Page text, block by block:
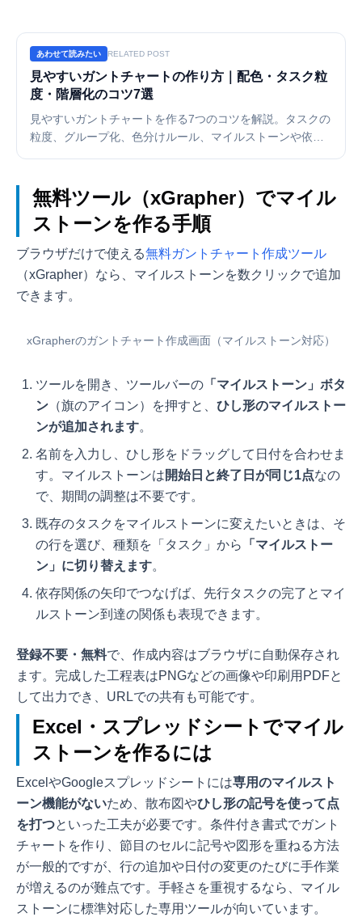
あわせて読みたい RELATED POST
見やすいガントチャートの作り方｜配色・タスク粒
度・階層化のコツ7選
見やすいガントチャートを作る7つのコツを解説。タスクの
粒度、グループ化、色分けルール、マイルストーンや依存
無料ツール（xGrapher）でマイル
ストーンを作る手順
ブラウザだけで使える無料ガントチャート作成ツール
（xGrapher）なら、マイルストーンを数クリックで追加
できます。
xGrapherのガントチャート作成画面（マイルストーン対応）
ツールを開き、ツールバーの 「マイルストーン」ボタ
ン （旗のアイコン）を押すと、 ひし形のマイルストー
ンが追加されます。
名前を入力し、ひし形をドラッグして日付を合わせま
す。マイルストーンは開始日と終了日が同じ1点なの
で、期間の調整は不要です。
既存のタスクをマイルストーンに変えたいときは、そ
の行を選び、種類を「タスク」から
「マイルストー
ン」に切り替えます。
依存関係の矢印でつなげば、先行タスクの完了とマイ
ルストーン到達の関係も表現できます。
登録不要・無料で、作成内容はブラウザに自動保存され
ます。完成した工程表はPNGなどの画像や印刷用PDFと
して出力でき、URLでの共有も可能です。
Excel・スプレッドシートでマイル
ストーンを作るには
ExcelやGoogleスプレッドシートには専用のマイルスト
ーン機能がないため、散布図やひし形の記号を使って点
を打つといった工夫が必要です。条件付き書式でガント
チャートを作り、節目のセルに記号や図形を重ねる方法
が一般的ですが、行の追加や日付の変更のたびに手作業
が増えるのが難点です。手軽さを重視するなら、マイル
ストーンに標準対応した専用ツールが向いています。